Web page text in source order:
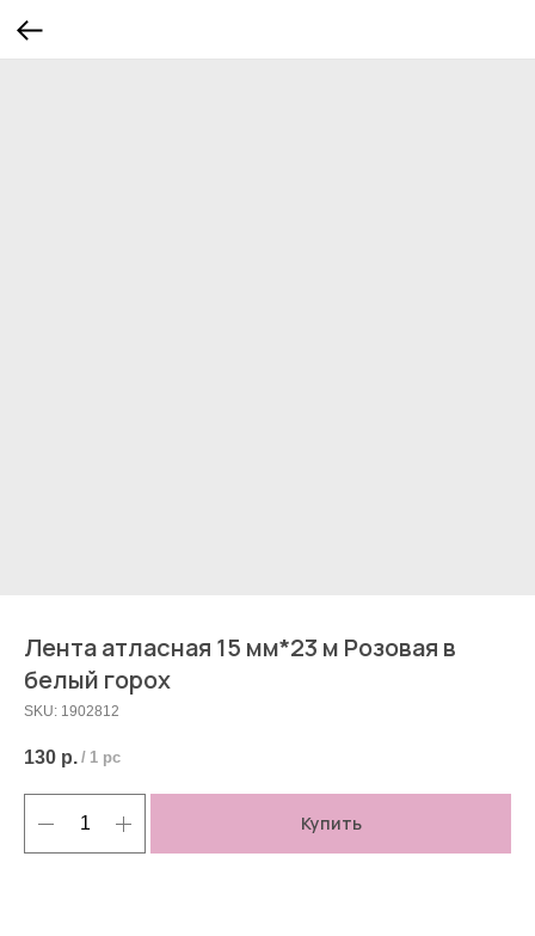
Лента атласная 15 мм*23 м Розовая в
белый горох
SKU: 1902812
130 р. / 1 pc
Купить